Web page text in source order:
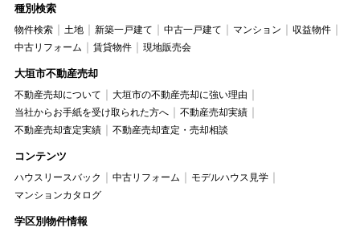
種別検索
物件検索 土地 新築一戸建て 中古一戸建て マンション
収益物件
中古リフォーム
賃貸物件 現地販売会
大垣市不動産売却
不動産売却について
大垣市の不動産売却に強い理由
当社からお手紙を受け取られた方へ
不動産売却実績
不動産売却査定実績
不動産売却査定・売却相談
コンテンツ
ハウスリースバック 中古リフォーム
モデルハウス見学
マンションカタログ
学区別物件情報